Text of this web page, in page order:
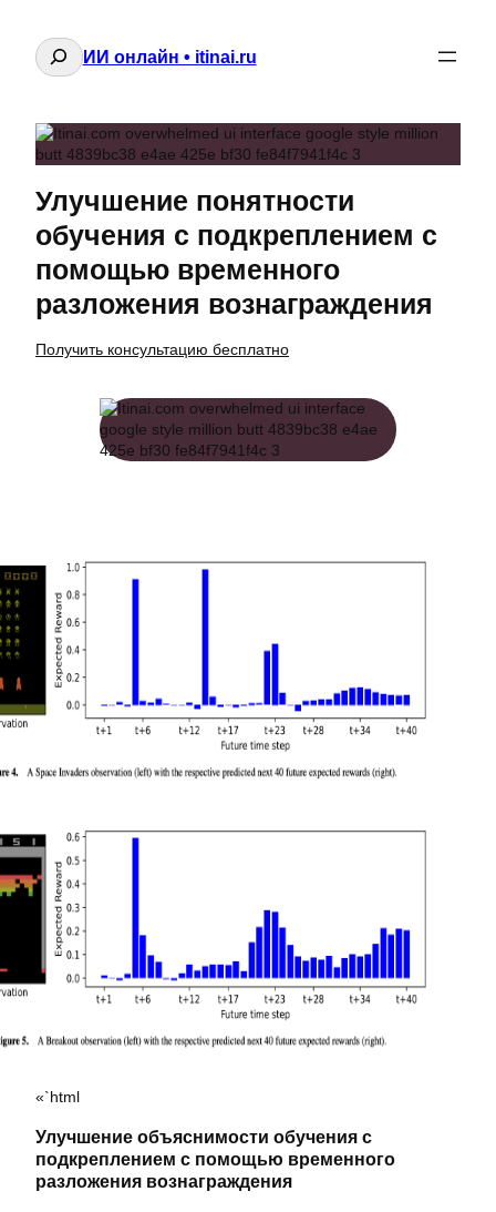
Поиск
ИИ онлайн • itinai.ru
Улучшение понятности
обучения с подкреплением с
помощью временного
разложения вознаграждения
Получить консультацию бесплатно
«`html
Улучшение объяснимости обучения с
подкреплением с помощью временного
разложения вознаграждения